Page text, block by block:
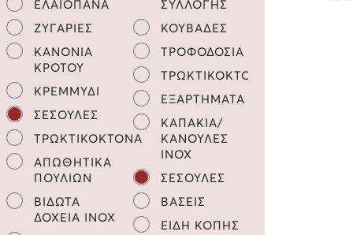
ΕΛΑΙΟΠΑΝΑ
ΖΥΓΑΡΙΕΣ
ΚΑΝΟΝΙΑ
ΚΡΟΤΟΥ
ΚΡΕΜΜΥΔΙ
ΣΕΣΟΥΛΕΣ
ΤΡΩΚΤΙΚΟΚΤΟΝΑ
ΑΠΩΘΗΤΙΚΑ
ΠΟΥΛΙΩΝ
ΒΙΔΩΤΑ
ΔΟΧΕΙΑ INOX
ΣΥΛΛΟΓΗΣ
ΚΟΥΒΑΔΕΣ
ΤΡΟΦΟΔΟΣΙΑ
ΤΡΩΚΤΙΚΟΚΤΟΝΑ
ΕΞΑΡΤΗΜΑΤΑ
ΚΑΠΑΚΙΑ/
ΚΑΝΟΥΛΕΣ
INOX
ΣΕΣΟΥΛΕΣ
ΒΑΣΕΙΣ
ΕΙΔΗ ΚΟΠΗΣ